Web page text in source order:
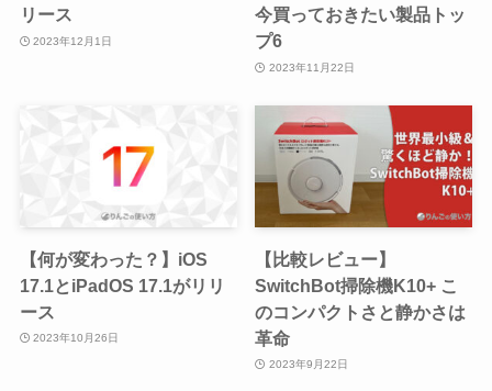
リース
2023年12月1日
今買っておきたい製品トッ
プ6
2023年11月22日
【何が変わった？】iOS
17.1とiPadOS 17.1がリリ
ース
2023年10月26日
【比較レビュー】
SwitchBot掃除機K10+ こ
のコンパクトさと静かさは
革命
2023年9月22日